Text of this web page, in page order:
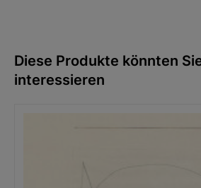
Diese Produkte könnten
interessieren